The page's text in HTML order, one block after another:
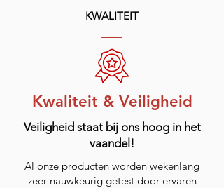
KWALITEIT
Kwaliteit & Veiligheid
Veiligheid staat bij ons hoog in het
vaandel!
Al onze producten worden wekenlang
zeer nauwkeurig getest door ervaren